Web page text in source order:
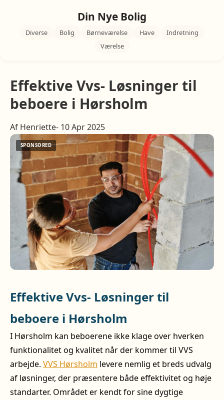
Din Nye Bolig
Diverse Bolig Børneværelse Have
Indretning
Værelse
Effektive Vvs- Løsninger til
beboere i Hørsholm
Af Henriette- 10 Apr 2025
Effektive Vvs- Løsninger til
beboere i Hørsholm
I Hørsholm kan beboerene ikke klage over hverken
funktionalitet og kvalitet når der kommer til VVS
arbejde. VVS Hørsholm levere nemlig et breds udvalg
af løsninger, der præsentere både effektivitet og høje
standarter. Området er kendt for sine dygtige